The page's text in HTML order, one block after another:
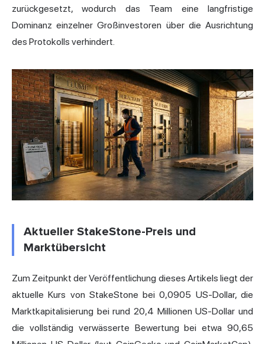
zurückgesetzt, wodurch das Team eine langfristige
Dominanz einzelner Großinvestoren über die Ausrichtung
des Protokolls verhindert.
Aktueller StakeStone-Preis und
Marktübersicht
Zum Zeitpunkt der Veröffentlichung dieses Artikels liegt der
aktuelle Kurs von StakeStone bei 0,0905 US-Dollar, die
Marktkapitalisierung bei rund 20,4 Millionen US-Dollar und
die vollständig verwässerte Bewertung bei etwa 90,65